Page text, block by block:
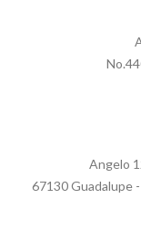
Angelo
67130 Guadalupe